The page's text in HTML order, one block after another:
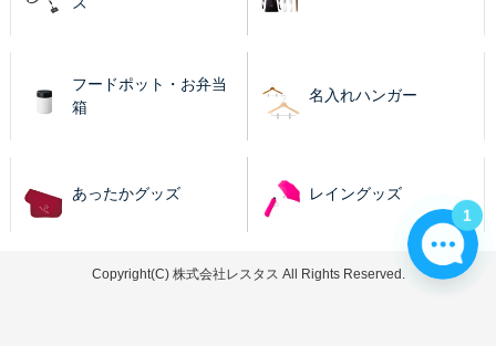
フードポット・お弁当
箱
名入れハンガー
あったかグッズ レイングッズ
Copyright(C) 株式会社レスタス All Rights Reserved.
1